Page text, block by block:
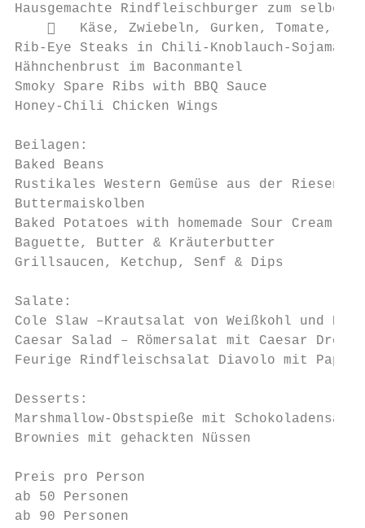
Hausgemachte Rindfleischburger zum selber
   Käse, Zwiebeln, Gurken, Tomate,
Rib-Eye Steaks in Chili-Knoblauch-
Hähnchenbrust im Baconmantel
Smoky Spare Ribs with BBQ Sauce
Honey-Chili Chicken Wings
Beilagen:
Baked Beans
Rustikales Western Gemüse aus der
Buttermaiskolben
Baked Potatoes with homemade Sour Cream
Baguette, Butter & Kräuterbutter
Grillsaucen, Ketchup, Senf & Dips
Salate:
Cole Slaw –Krautsalat von Weißkohl und
Caesar Salad – Römersalat mit Caesar
Feurige Rindfleischsalat Diavolo mit
Desserts:
Marshmallow-Obstspieße mit Schokoladensauce
Brownies mit gehackten Nüssen
Preis pro Person
ab 50 Personen
ab 90 Personen